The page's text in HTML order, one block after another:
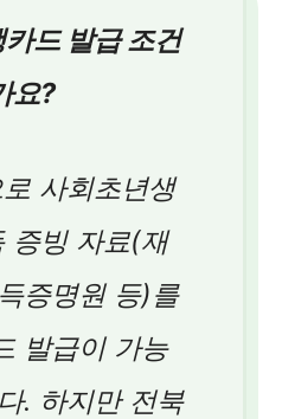
드 발급 조건
요?
사회초년생
증빙 자료(재
증명원 등)를
발급이 가능
. 하지만 전북